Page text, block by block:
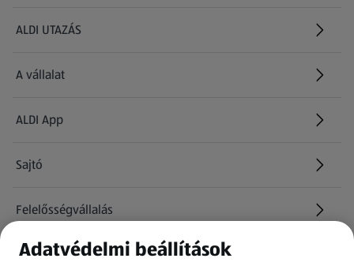
ALDI UTAZÁS
(új oldalon nyílik meg)
A vállalat
ALDI App
Sajtó
Felelősségvállalás
Információk
Adatvédelmi beállítások